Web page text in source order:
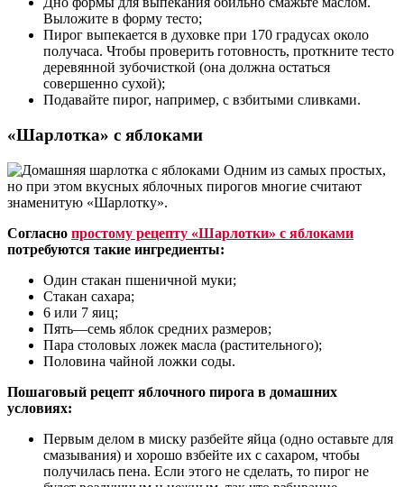
Выложите в форму тесто;
Пирог выпекается в духовке при 170 градусах около
получаса. Чтобы проверить готовность, проткните тесто
деревянной зубочисткой (она должна остаться
совершенно сухой);
Подавайте пирог, например, с взбитыми сливками.
«Шарлотка» с яблоками
Одним из самых простых,
но при этом вкусных яблочных пирогов многие считают
знаменитую «Шарлотку».
Согласно простому рецепту «Шарлотки» с яблоками
потребуются такие ингредиенты:
Один стакан пшеничной муки;
Стакан сахара;
6 или 7 яиц;
Пять—семь яблок средних размеров;
Пара столовых ложек масла (растительного);
Половина чайной ложки соды.
Пошаговый рецепт яблочного пирога в домашних
условиях:
Первым делом в миску разбейте яйца (одно оставьте для
смазывания) и хорошо взбейте их с сахаром, чтобы
получилась пена. Если этого не сделать, то пирог не